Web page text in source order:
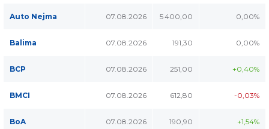
Auto Nejma 07.08.2026 5 400,00 0,00%
Balima 07.08.2026 191,30 0,00%
BCP 07.08.2026 251,00 +0,40%
BMCI 07.08.2026 612,80 -0,03%
BoA 07.08.2026 190,90 +1,54%